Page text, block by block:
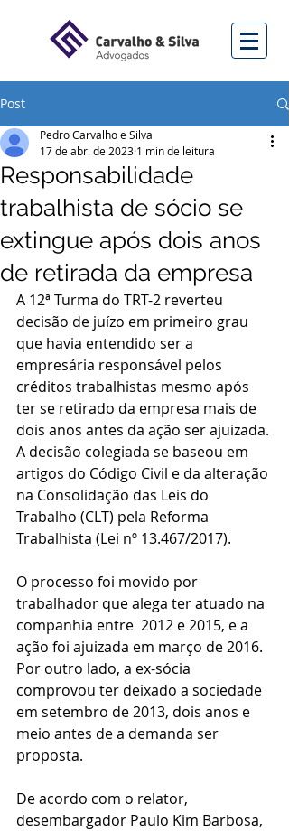
Post
Responsabilidade
trabalhista de sócio se
extingue após dois anos
de retirada da empresa
Pedro Carvalho e Silva
17 de abr. de 2023 1 min de leitura
A 12ª Turma do TRT-2 reverteu
decisão de juízo em primeiro grau
que havia entendido ser a
empresária responsável pelos
créditos trabalhistas mesmo após
ter se retirado da empresa mais de
dois anos antes da ação ser ajuizada.
A decisão colegiada se baseou em
artigos do Código Civil e da alteração
na Consolidação das Leis do
Trabalho (CLT) pela Reforma
Trabalhista (Lei nº 13.467/2017).
O processo foi movido por
trabalhador que alega ter atuado na
companhia entre  2012 e 2015, e a
ação foi ajuizada em março de 2016.
Por outro lado, a ex-sócia
comprovou ter deixado a sociedade
em setembro de 2013, dois anos e
meio antes de a demanda ser
proposta.
De acordo com o relator,
desembargador Paulo Kim Barbosa,